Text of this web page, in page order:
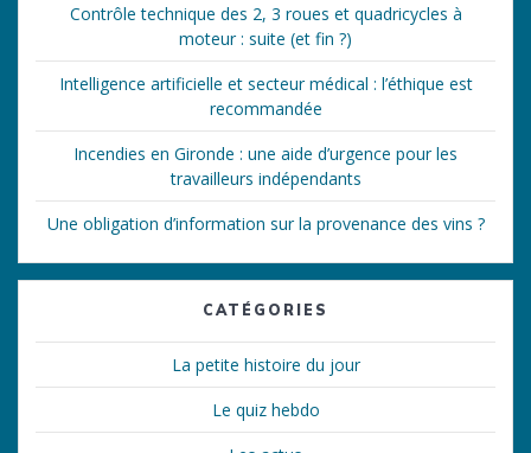
Contrôle technique des 2, 3 roues et quadricycles à
moteur : suite (et fin ?)
Intelligence artificielle et secteur médical : l’éthique est
recommandée
Incendies en Gironde : une aide d’urgence pour les
travailleurs indépendants
Une obligation d’information sur la provenance des vins ?
CATÉGORIES
La petite histoire du jour
Le quiz hebdo